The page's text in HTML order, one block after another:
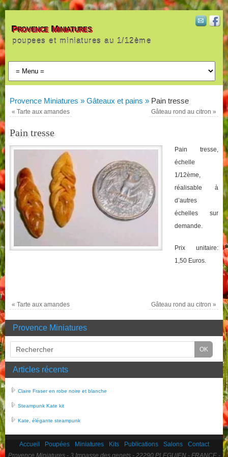
Provence Miniatures
poupees et miniatures au 1/12ème
Provence Miniatures » Gâteaux et pains » Pain tresse
« Tarte aux amandes Gâteau rond au citron»
Pain tresse
Pain tresse,
échelle
1/12ème,
réalisable à
d’autres
échelles sur
demande.
Prix unitaire:
1,50 Euros.
« Tarte aux amandes Gâteau rond au citron»
Provence Miniatures
Articles récents
Claire Fraser en robe noire et blanche
Steampunk Kate kit
Kate, élégante steampunk
Accueil Poupées Miniatures Kits Publications Salons
Contact
Provence Miniatures - 3 Impasse des genets - 22290 PLEGUIEN - FRANCE -